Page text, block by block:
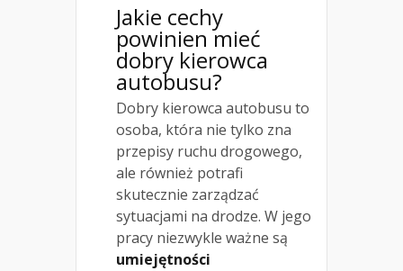
Jakie cechy
powinien mieć
dobry kierowca
autobusu?
Dobry kierowca autobusu to
osoba, która nie tylko zna
przepisy ruchu drogowego,
ale również potrafi
skutecznie zarządzać
sytuacjami na drodze. W jego
pracy niezwykle ważne są
umiejętności